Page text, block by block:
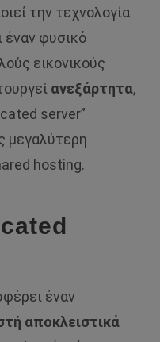
την τεχνολογία
έναν φυσικό
εικονικούς
ανεξάρτητα,
server”
μεγαλύτερη
hosting.
έναν
αποκλειστικά